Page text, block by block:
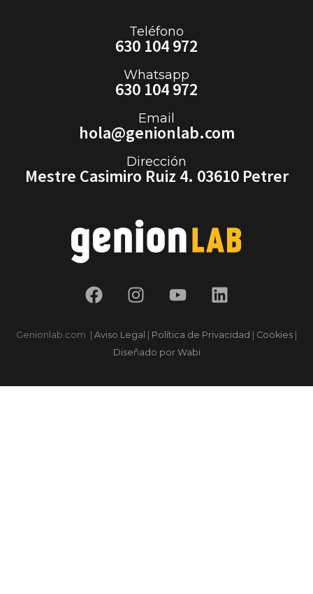
Teléfono
630 104 972
Whatsapp
630 104 972
Email
hola@genionlab.com
Dirección
Mestre Casimiro Ruiz 4. 03610 Petrer
Genionlab.com Aviso Legal Política de Privacidad Cookies
Diseñado por Wabi